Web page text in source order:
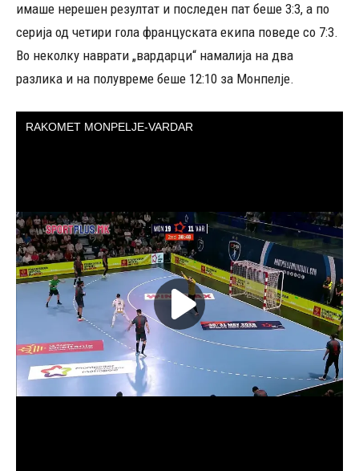
имаше нерешен резултат и последен пат беше 3:3, а по
серија од четири гола француската екипа поведе со 7:3.
Во неколку наврати „вардарци“ намалија на два
разлика и на полувреме беше 12:10 за Монпелје.